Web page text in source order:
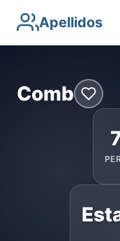
Apellidos
Comb